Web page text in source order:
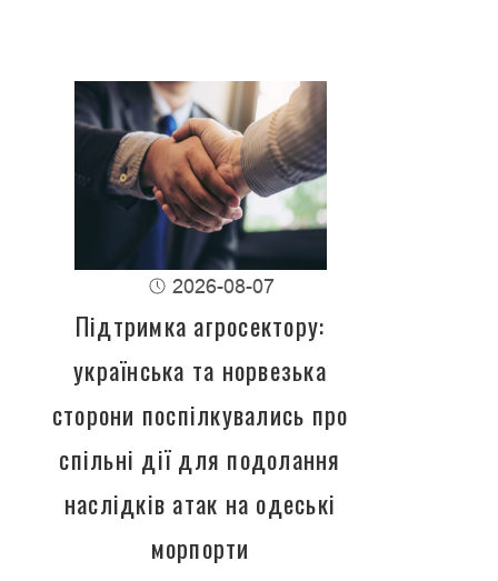
2026-08-07
Підтримка агросектору:
українська та норвезька
сторони поспілкувались про
спільні дії для подолання
наслідків атак на одеські
морпорти